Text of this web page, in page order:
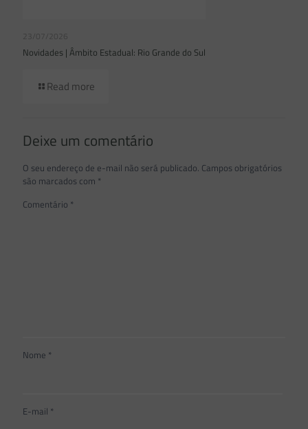
23/07/2026
Novidades | Âmbito Estadual: Rio Grande do Sul
Read more
Deixe um comentário
O seu endereço de e-mail não será publicado. Campos obrigatórios
são marcados com *
Comentário *
Nome *
E-mail *